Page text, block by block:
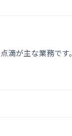
滴が主な業務です。